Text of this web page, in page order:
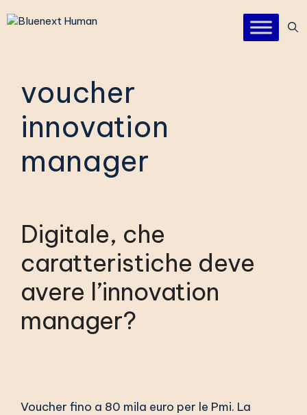
al
voucher
innovation
manager
Digitale, che
caratteristiche deve
avere l’innovation
manager?
Voucher fino a 80 mila euro per le Pmi. La